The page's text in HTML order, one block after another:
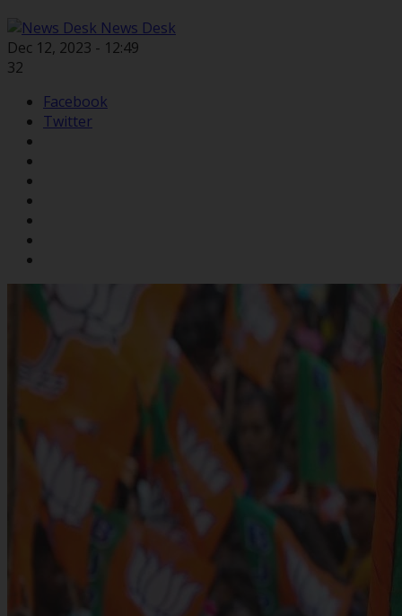
News Desk
Dec 12, 2023 - 12:49
32
Facebook
Twitter